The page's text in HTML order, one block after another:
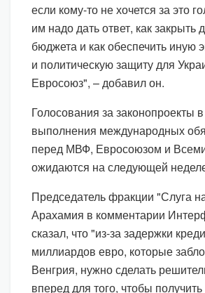
если кому-то не хочется за это
им надо дать ответ, как закрыть
бюджета и как обеспечить иную
и политическую защиту для
Евросоюз", – добавил он.
Голосования за законопроекты
выполнения международных
перед МВФ, Евросоюзом и
ожидаются на следующей
Председатель фракции "Слуга
Арахамия в комментарии
сказал, что "из-за задержки
миллиардов евро, которые
Венгрия, нужно сделать
вперед для того, чтобы